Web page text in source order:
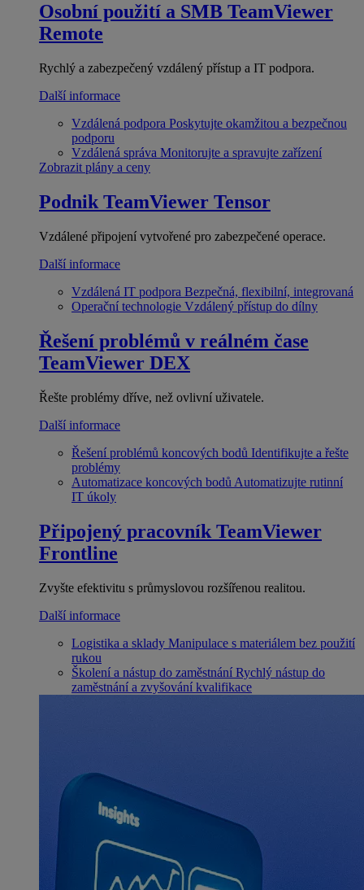
Osobní použití a SMB TeamViewer
Remote
Rychlý a zabezpečený vzdálený přístup a IT podpora.
Další informace
Vzdálená podpora Poskytujte okamžitou a bezpečnou
podporu
Vzdálená správa Monitorujte a spravujte zařízení
Zobrazit plány a ceny
Podnik TeamViewer Tensor
Vzdálené připojení vytvořené pro zabezpečené operace.
Další informace
Vzdálená IT podpora Bezpečná, flexibilní, integrovaná
Operační technologie Vzdálený přístup do dílny
Řešení problémů v reálném čase
TeamViewer DEX
Řešte problémy dříve, než ovlivní uživatele.
Další informace
Řešení problémů koncových bodů Identifikujte a řešte
problémy
Automatizace koncových bodů Automatizujte rutinní
IT úkoly
Připojený pracovník TeamViewer
Frontline
Zvyšte efektivitu s průmyslovou rozšířenou realitou.
Další informace
Logistika a sklady Manipulace s materiálem bez použití
rukou
Školení a nástup do zaměstnání Rychlý nástup do
zaměstnání a zvyšování kvalifikace